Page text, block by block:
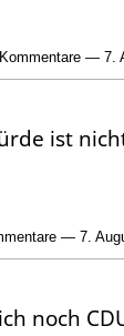
Kommentare — 7.
ist
— 7.
noch